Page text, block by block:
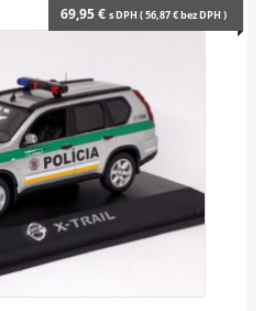
69,95€ s DPH (56,87€bez DPH )